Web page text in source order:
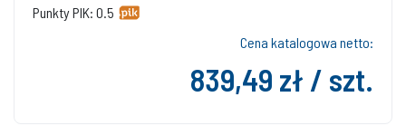
Punkty PIK: 0.5
Cena katalogowa netto:
839,49 zł / szt.